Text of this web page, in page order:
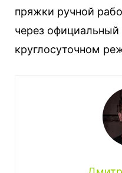
пряжки ручной
через
круглосуточном